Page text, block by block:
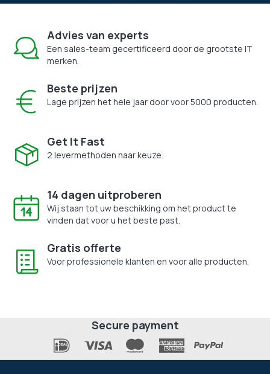
Advies van experts
Een sales-team gecertificeerd door de grootste IT
merken.
Beste prijzen
Lage prijzen het hele jaar door voor 5000 producten.
Get It Fast
2 levermethoden naar keuze.
14 dagen uitproberen
Wij staan tot uw beschikking om het product te
vinden dat voor u het beste past.
Gratis offerte
Voor professionele klanten en voor alle producten.
Secure payment